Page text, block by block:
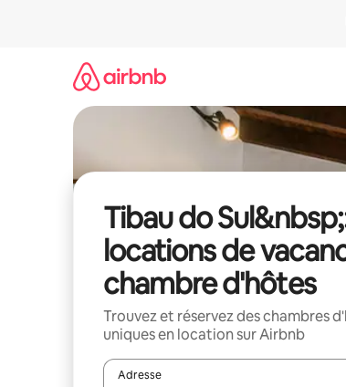
Tibau do
locations de
chambre d'hôtes
Trouvez et réservez des chambres
uniques en location sur Airbnb
Adresse